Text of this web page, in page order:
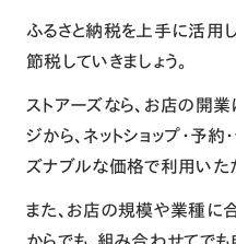
ふるさと納税を上手に活用
節税していきましょう。
ストアーズなら、お店の開業
ジから、ネットショップ・予
ズナブルな価格で利用いた
また、お店の規模や業種に